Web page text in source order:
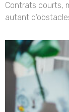
Contrats courts,
autant